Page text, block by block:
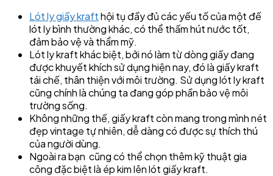
Lót ly giấy krafthội tụ đầy đủ các yếu tố của một đế
lót ly bình thường khác, có thể thấm hút nước tốt,
đảm bảo vệ và thẩm mỹ.
Lót ly kraft khác biệt, bởi nó làm từ dòng giấy đang
được khuyết khích sử dụng hiện nay, đó là giấy kraft
tái chế, thân thiện với môi trường. Sử dụng lót ly kraft
cũng chính là chúng ta đang góp phần bảo vệ môi
trường sống.
Không những thế, giấy kraft còn mang trong mình nét
đẹp vintage tự nhiên, dễ dàng có được sự thích thú
của người dùng.
Ngoài ra bạn cũng có thể chọn thêm kỹ thuật gia
công đặc biệt là ép kim lên lót giấy kraft.